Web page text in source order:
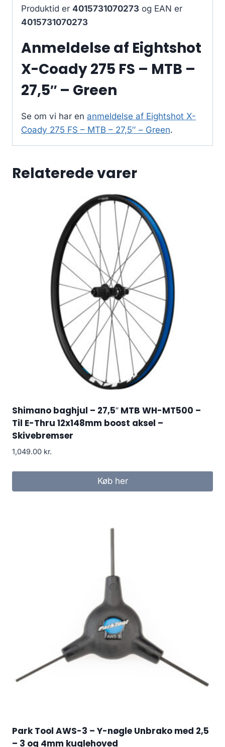
Produktid er 4015731070273 og EAN er
4015731070273
Anmeldelse af Eightshot
X-Coady 275 FS – MTB –
27,5″ – Green
Se om vi har en anmeldelse af Eightshot X-
Coady 275 FS – MTB – 27,5″ – Green.
Relaterede varer
Shimano baghjul – 27,5″ MTB WH-MT500 –
Til E-Thru 12x148mm boost aksel –
Skivebremser
1,049.00 kr.
Køb her
Park Tool AWS-3 – Y-nøgle Unbrako med 2,5
– 3 og 4mm kuglehoved